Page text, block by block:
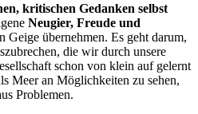
kritischen Gedanken selbst
Neugier, Freude und
Geige übernehmen. Es geht darum,
die wir durch unsere
schon von klein auf gelernt
Meer an Möglichkeiten zu sehen,
Problemen.